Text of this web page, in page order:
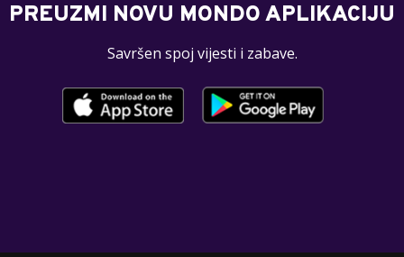
PREUZMI NOVU MONDO APLIKACIJU
Savršen spoj vijesti i zabave.